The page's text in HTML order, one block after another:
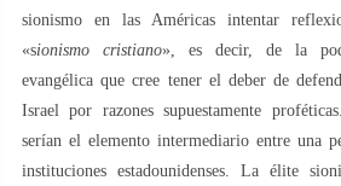
sionismo en las Américas intentar
«sionismo cristiano», es decir, de la
evangélica que cree tener el deber de
Israel por razones supuestamente
serían el elemento intermediario entre una
instituciones estadounidenses. La élite